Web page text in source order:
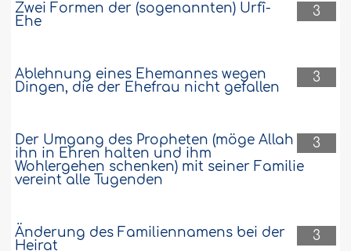
3
Zwei Formen der (sogenannten) Urfî-
Ehe
3
Ablehnung eines Ehemannes wegen
Dingen, die der Ehefrau nicht gefallen
3
Der Umgang des Propheten (möge Allah
ihn in Ehren halten und ihm
Wohlergehen schenken) mit seiner Familie
vereint alle Tugenden
3
Änderung des Familiennamens bei der
Heirat